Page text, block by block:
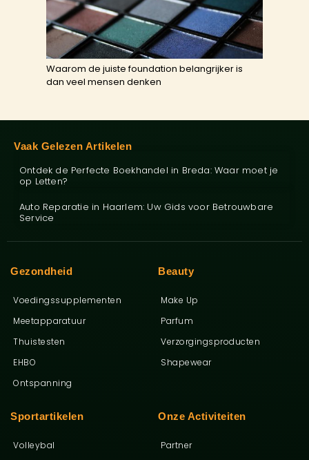
Waarom de juiste foundation belangrijker is
dan veel mensen denken
Onze Activiteiten
Partner
Sportartikelen
Volleybal
Beauty
Make Up
Parfum
Verzorgingsproducten
Shapewear
Gezondheid
Voedingssupplementen
Meetapparatuur
Thuistesten
EHBO
Ontspanning
Vaak Gelezen Artikelen
Ontdek de Perfecte Boekhandel in Breda: Waar moet je
op Letten?
Auto Reparatie in Haarlem: Uw Gids voor Betrouwbare
Service